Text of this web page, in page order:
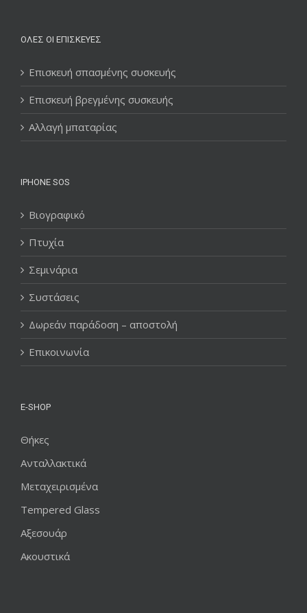
ΌΛΕΣ ΟΙ ΕΠΙΣΚΕΥΈΣ
Επισκευή σπασμένης συσκευής
Επισκευή βρεγμένης συσκευής
Αλλαγή μπαταρίας
IPHONE SOS
Βιογραφικό
Πτυχία
Σεμινάρια
Συστάσεις
Δωρεάν παράδοση – αποστολή
Επικοινωνία
E-SHOP
Θήκες
Ανταλλακτικά
Μεταχειρισμένα
Tempered Glass
Αξεσουάρ
Ακουστικά